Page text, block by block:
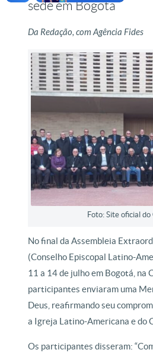
sede em Bogotá
Da Redação, com Agência Fides
Foto: Site oficial do
No final da Assembleia
(Conselho Episcopal Latino-
11 a 14 de julho em Bogotá, na
participantes enviaram uma
Deus, reafirmando seu
a Igreja Latino-Americana e do
Os participantes disseram: